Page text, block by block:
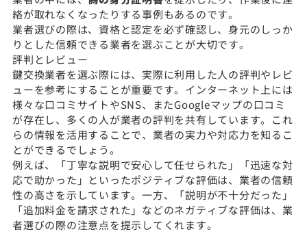
絡が取れなくなったりする事例もあるのです。
業者選びの際は、資格と認定を必ず確認し、身元のしっか
りとした信頼できる業者を選ぶことが大切です。
評判とレビュー
鍵交換業者を選ぶ際には、実際に利用した人の評判やレビ
ューを参考にすることが重要です。インターネット上には
様々な口コミサイトやSNS、またGoogleマップの口コミ
が存在し、多くの人が業者の評判を共有しています。これ
らの情報を活用することで、業者の実力や対応力を知るこ
とができるでしょう。
例えば、「丁寧な説明で安心して任せられた」「迅速な対
応で助かった」といったポジティブな評価は、業者の信頼
性の高さを示しています。一方、「説明が不十分だった」
「追加料金を請求された」などのネガティブな評価は、業
者選びの際の注意点を提示してくれます。